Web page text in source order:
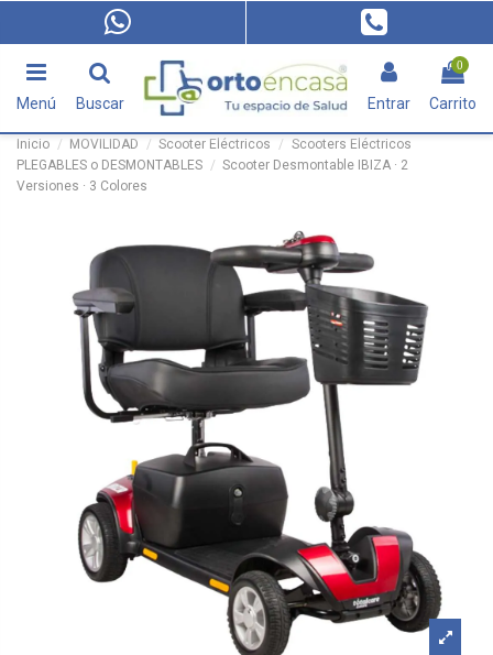
Menú Buscar Entrar
0
Carrito
Inicio MOVILIDAD Scooter Eléctricos
Scooters Eléctricos
PLEGABLES o DESMONTABLES
Scooter Desmontable IBIZA · 2
Versiones · 3 Colores